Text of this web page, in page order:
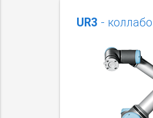
UR3 -